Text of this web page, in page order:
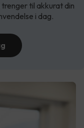
til akkurat din
i dag.